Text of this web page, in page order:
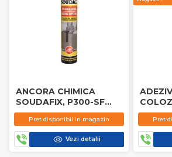
ANCORA CHIMICA
SOUDAFIX, P300-SF
280ML SOUDAL
Pret disponibil in magazin
Vezi detalii
Pret